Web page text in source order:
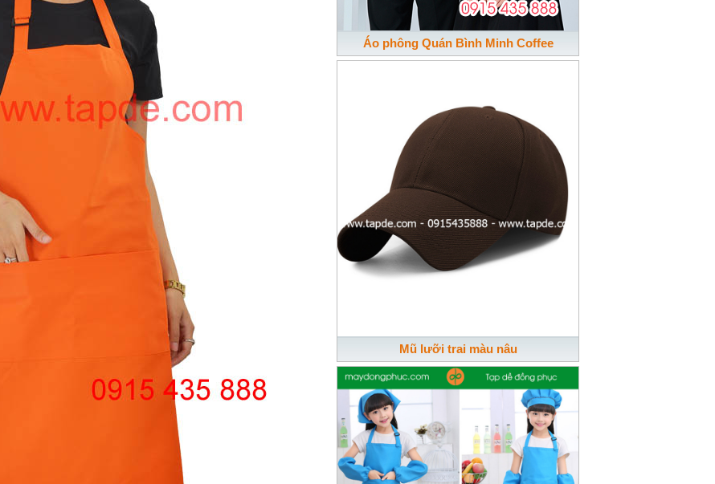
Áo phông Quán Bình Minh Coffee
Mũ lưỡi trai màu nâu